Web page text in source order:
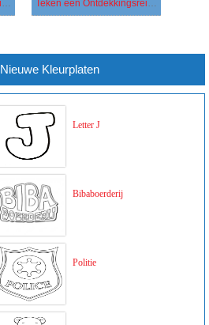
Teken een Ontdekkingsreiziger gratis Teken een Ontdekkingsreiziger
Nieuwe Kleurplaten
Letter J
Bibaboerderij
Politie